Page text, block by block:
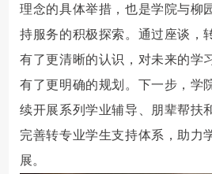
理念的具体举措，也是学院与柳
持服务的积极探索。通过座谈，
有了更清晰的认识，对未来的学
有了更明确的规划。下一步，学
续开展系列学业辅导、朋辈帮扶
完善转专业学生支持体系，助力
展。